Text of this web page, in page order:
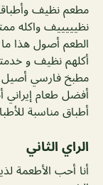
مطعم نظيف
نظيييييف واكله
الطعم أصول هذا
أكلهم نظيف و
مطبخ فارسي أصيل
أفضل طعام إيراني
أطباق مناسبة
الراي الثاني
أنا أحب الأطعمة